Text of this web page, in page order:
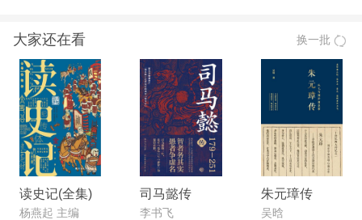
大家还在看 换一批
读史记(全集)
杨燕起 主编
司马懿传
李书飞
朱元璋传
吴晗